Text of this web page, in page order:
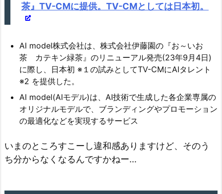
茶』TV-CMに提供。TV-CMとしては日本初。
AI model株式会社は、株式会社伊藤園の『お～いお
茶 カテキン緑茶』のリニューアル発売(23年9月4日)
に際し、日本初 ※１の試みとしてTV-CMにAIタレント
※2 を提供した。
AI model(AIモデル)は、AI技術で生成した各企業専属の
オリジナルモデルで、ブランディングやプロモーション
の最適化などを実現するサービス
いまのところすこーし違和感ありますけど、そのう
ち分からなくなるんですかねー…